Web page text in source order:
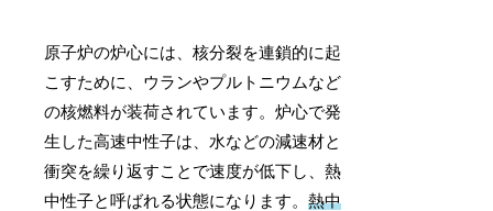
原子炉の炉心には、核分裂を連鎖的に起
こすために、ウランやプルトニウムなど
の核燃料が装荷されています。炉心で発
生した高速中性子は、水などの減速材と
衝突を繰り返すことで速度が低下し、熱
中性子と呼ばれる状態になります。熱中